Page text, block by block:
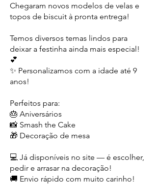
Chegaram novos modelos de velas e
topos de biscuit à pronta entrega!
Temos diversos temas lindos para
deixar a festinha ainda mais especial!
💕
✨ Personalizamos com a idade até 9
anos!
Perfeitos para:
🎂 Aniversários
📸 Smash the Cake
🎁 Decoração de mesa
💻 Já disponíveis no site — é escolher,
pedir e arrasar na decoração!
🚚 Envio rápido com muito carinho!